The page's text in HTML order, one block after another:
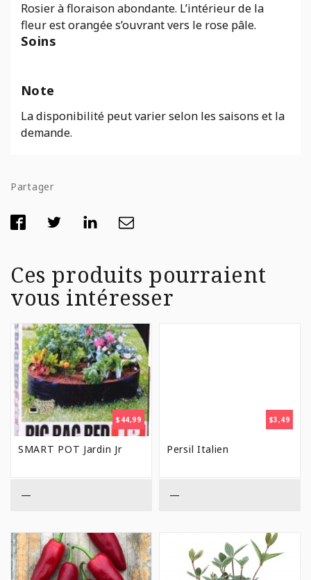
Rosier à floraison abondante. L’intérieur de la
fleur est orangée s’ouvrant vers le rose pâle.
Soins
Note
La disponibilité peut varier selon les saisons et la
demande.
Partager
Ces produits pourraient
vous intéresser
$ 44,99
SMART POT Jardin Jr
—
$3,49
Persil Italien
—